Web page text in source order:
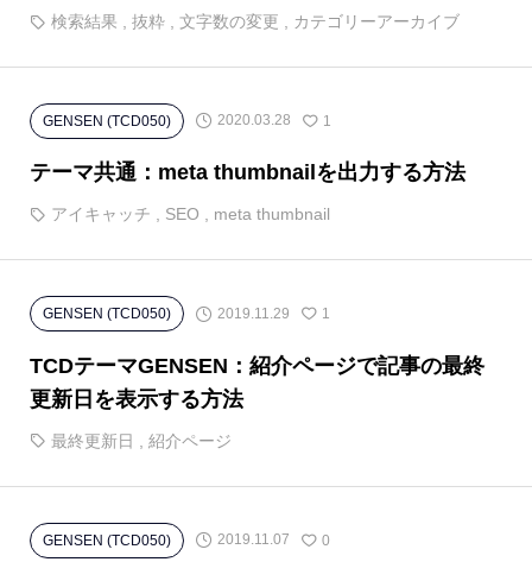
検索結果 抜粋 文字数の変更 カテゴリーアーカイブ
GENSEN (TCD050) 2020.03.28 1
テーマ共通：meta thumbnailを出力する方法
アイキャッチ SEO meta thumbnail
GENSEN (TCD050) 2019.11.29 1
TCDテーマGENSEN：紹介ページで記事の最終
更新日を表示する方法
最終更新日 紹介ページ
GENSEN (TCD050) 2019.11.07 0